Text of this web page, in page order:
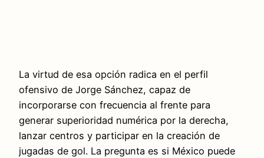
La virtud de esa opción radica en el perfil
ofensivo de Jorge Sánchez, capaz de
incorporarse con frecuencia al frente para
generar superioridad numérica por la derecha,
lanzar centros y participar en la creación de
jugadas de gol. La pregunta es si México puede